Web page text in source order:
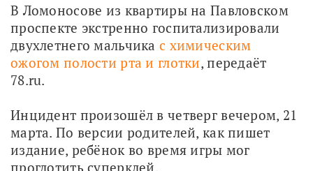
В Ломоносове из квартиры на Павловском
проспекте экстренно госпитализировали
двухлетнего мальчика с химическим
ожогом полости рта и глотки, передаёт
78.ru.
Инцидент произошёл в четверг вечером, 21
марта. По версии родителей, как пишет
издание, ребёнок во время игры мог
проглотить суперклей.